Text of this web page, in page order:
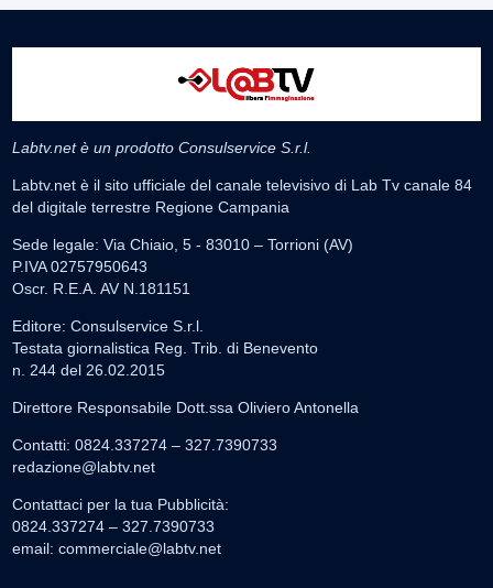
Labtv.net è un prodotto Consulservice S.r.l.
Labtv.net è il sito ufficiale del canale televisivo di Lab Tv canale 84
del digitale terrestre Regione Campania
Sede legale: Via Chiaio, 5 - 83010 – Torrioni (AV)
P.IVA 02757950643
Oscr. R.E.A. AV N.181151
Editore: Consulservice S.r.l.
Testata giornalistica Reg. Trib. di Benevento
n. 244 del 26.02.2015
Direttore Responsabile Dott.ssa Oliviero Antonella
Contatti: 0824.337274 – 327.7390733
redazione@labtv.net
Contattaci per la tua Pubblicità:
0824.337274 – 327.7390733
email: commerciale@labtv.net